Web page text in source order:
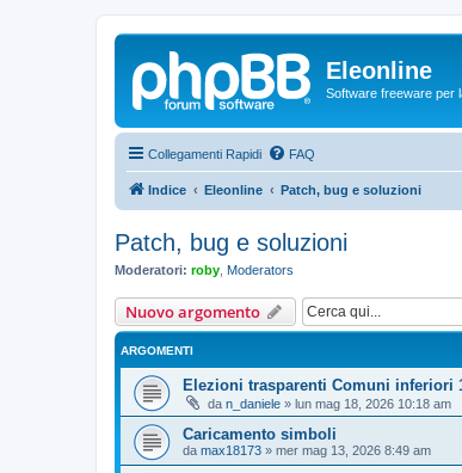
Eleonline
Software freeware per
Collegamenti Rapidi FAQ
Indice Eleonline Patch, bug e soluzioni
Patch, bug e soluzioni
Moderatori: roby Moderators
Nuovo argomento
ARGOMENTI
Elezioni trasparenti Comuni inferiori
da n_daniele » lun mag 18, 2026 10:18 am
Caricamento simboli
da max18173 » mer mag 13, 2026 8:49 am